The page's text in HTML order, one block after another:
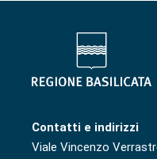
Contatti e indirizzi
Viale Vincenzo